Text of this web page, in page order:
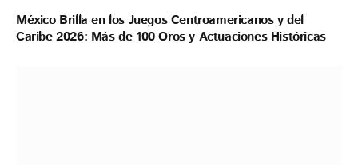
México Brilla en los Juegos Centroamericanos y del
Caribe 2026: Más de 100 Oros y Actuaciones Históricas